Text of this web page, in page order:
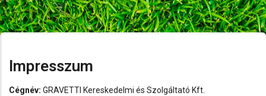
Impresszum
Cégnév: GRAVETTI Kereskedelmi és Szolgáltató Kft.